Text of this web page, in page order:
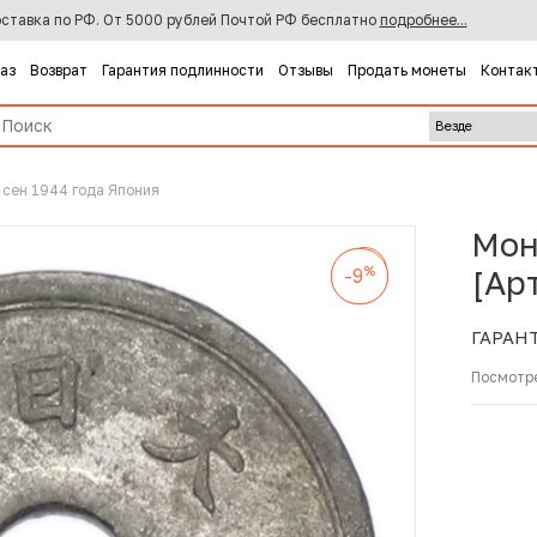
по РФ. От 5000 рублей Почтой РФ бесплатно подробнее...
Возврат Гарантия подлинности Отзывы Продать монеты
сен 1944 года Япония
-9%
-9%
-9%